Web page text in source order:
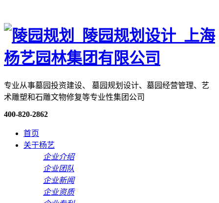
专业从事墓园投资建设、 墓园规划设计、墓园经营管理、艺
术雕塑和石雕文物修复等专业性集团公司
400-820-2862
首页
关于杨艺
企业介绍
企业团队
企业新闻
企业资质